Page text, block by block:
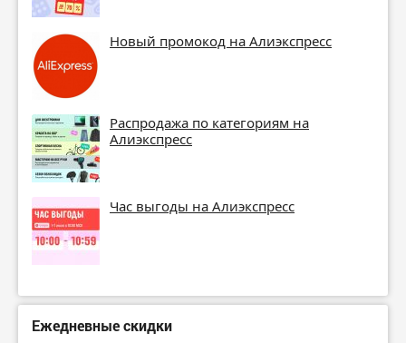
Новый промокод на Алиэкспресс
Распродажа по категориям на
Алиэкспресс
Час выгоды на Алиэкспресс
Ежедневные скидки